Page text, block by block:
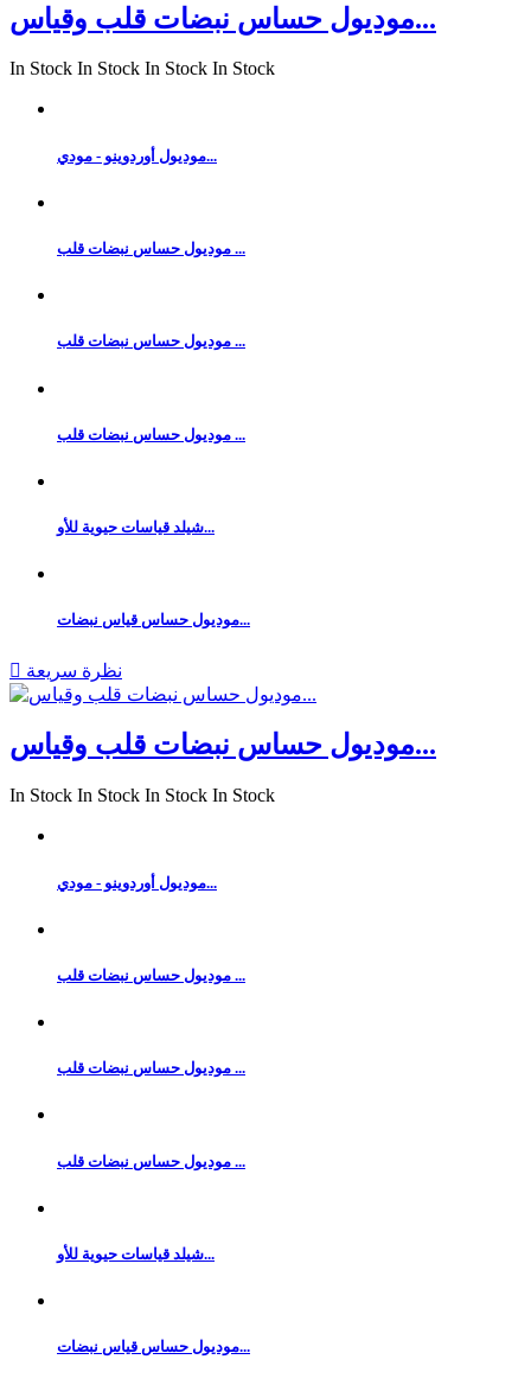
موديول حساس نبضات قلب وقياس...
In Stock In Stock In Stock In Stock
موديول أوردوينو - مودي...
موديول حساس نبضات قلب ...
موديول حساس نبضات قلب ...
موديول حساس نبضات قلب ...
شيلد قياسات حيوية للأو...
موديول حساس قياس نبضات...
 نظرة سريعة
موديول حساس نبضات قلب وقياس...
In Stock In Stock In Stock In Stock
موديول أوردوينو - مودي...
موديول حساس نبضات قلب ...
موديول حساس نبضات قلب ...
موديول حساس نبضات قلب ...
شيلد قياسات حيوية للأو...
موديول حساس قياس نبضات...